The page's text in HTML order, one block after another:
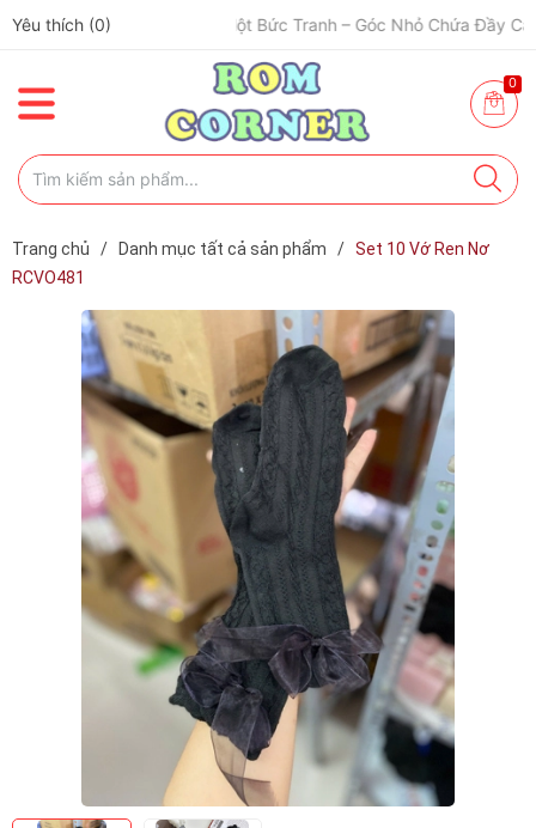
Yêu thích (0) 🎨 Một Bức Tranh – Góc Nhỏ Chứa Đầy Cảm Xúc ✨
0
Trang chủ / Danh mục tất cả sản phẩm / Set 10 Vớ Ren Nơ
RCVO481